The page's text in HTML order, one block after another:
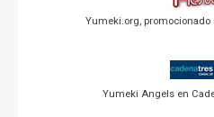
Yumeki.org, promocionado
Yumeki Angels en